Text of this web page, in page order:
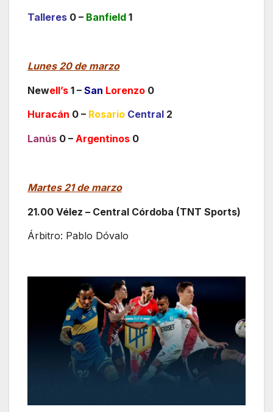
Talleres 0 – Banfield 1
Lunes 20 de marzo
Newell’s 1 – San Lorenzo 0
Huracán 0 – Rosario Central 2
Lanús 0 – Argentinos 0
Martes 21 de marzo
21.00 Vélez – Central Córdoba (TNT Sports)
Árbitro: Pablo Dóvalo